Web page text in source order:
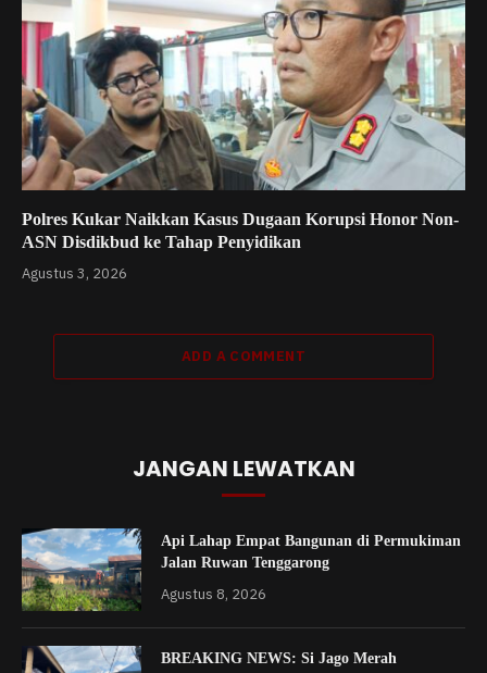
Polres Kukar Naikkan Kasus Dugaan Korupsi Honor Non-
ASN Disdikbud ke Tahap Penyidikan
Agustus 3, 2026
ADD A COMMENT
JANGAN LEWATKAN
Api Lahap Empat Bangunan di Permukiman
Jalan Ruwan Tenggarong
Agustus 8, 2026
BREAKING NEWS: Si Jago Merah